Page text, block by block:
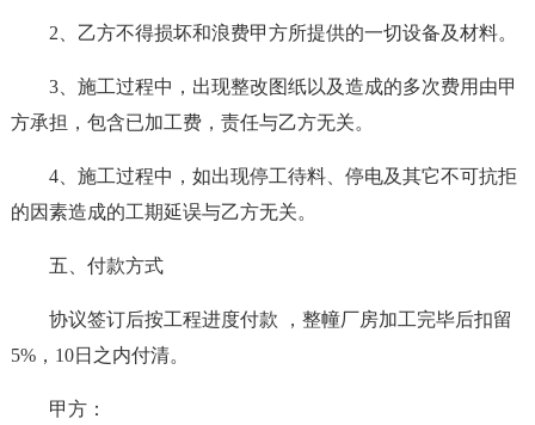
2、乙方不得损坏和浪费甲方所提供的一切设备及材料。
3、施工过程中，出现整改图纸以及造成的多次费用由甲
方承担，包含已加工费，责任与乙方无关。
4、施工过程中，如出现停工待料、停电及其它不可抗拒
的因素造成的工期延误与乙方无关。
五、付款方式
协议签订后按工程进度付款 ，整幢厂房加工完毕后扣留
5%，10日之内付清。
甲方：